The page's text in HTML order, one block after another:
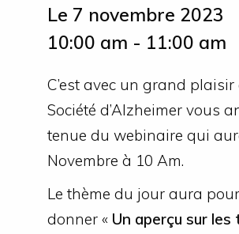
Le 7 novembre 2023
10:00 am - 11:00 am
C’est avec un grand plaisir
Société d’Alzheimer vous
tenue du webinaire qui
Novembre à 10 Am.
Le thème du jour aura
donner « Un aperçu sur les